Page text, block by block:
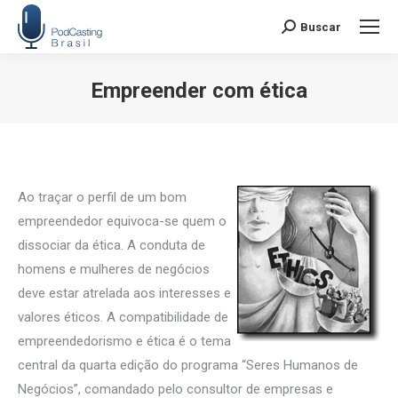
Search:
Buscar
Empreender com ética
Ao traçar o perfil de um bom
empreendedor equivoca-se quem o
dissociar da ética. A conduta de
homens e mulheres de negócios
deve estar atrelada aos interesses e
valores éticos. A compatibilidade de
empreendedorismo e ética é o tema
central da quarta edição do programa “Seres Humanos de
Negócios”, comandado pelo consultor de empresas e